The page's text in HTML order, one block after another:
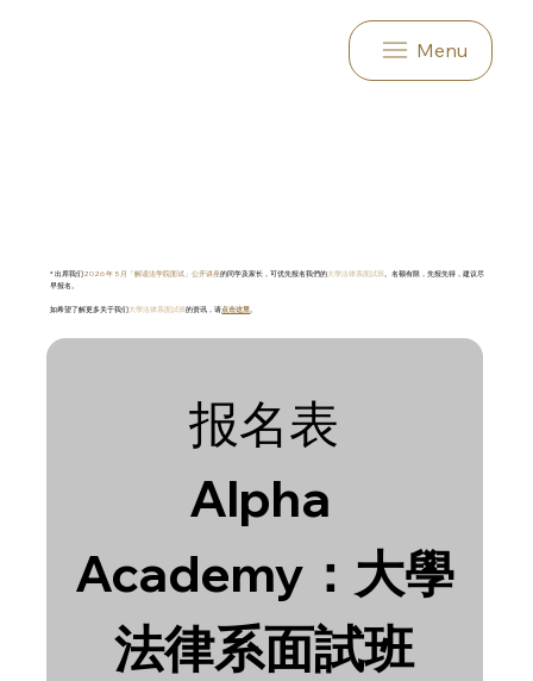
Menu
* 出席我们2026 年 5 月「解读法学院面试」公开讲座的同学及家长，可优先报名我們的大學法律系面試班。名额有限，先报先得，建议尽
早报名。
如希望了解更多关于我们大學法律系面試班的资讯，请点击这里。
报名表
Alpha
Academy：大學
法律系面試班